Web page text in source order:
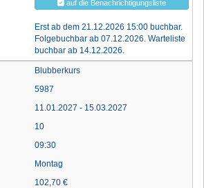
auf die Benachrichtigungsliste
Erst ab dem 21.12.2026 15:00 buchbar.
Folgebuchbar ab 07.12.2026. Warteliste
buchbar ab 14.12.2026.
Blubberkurs
5987
11.01.2027 - 15.03.2027
10
09:30
Montag
102,70 €